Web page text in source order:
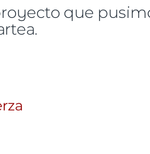
que
BALLET FIT